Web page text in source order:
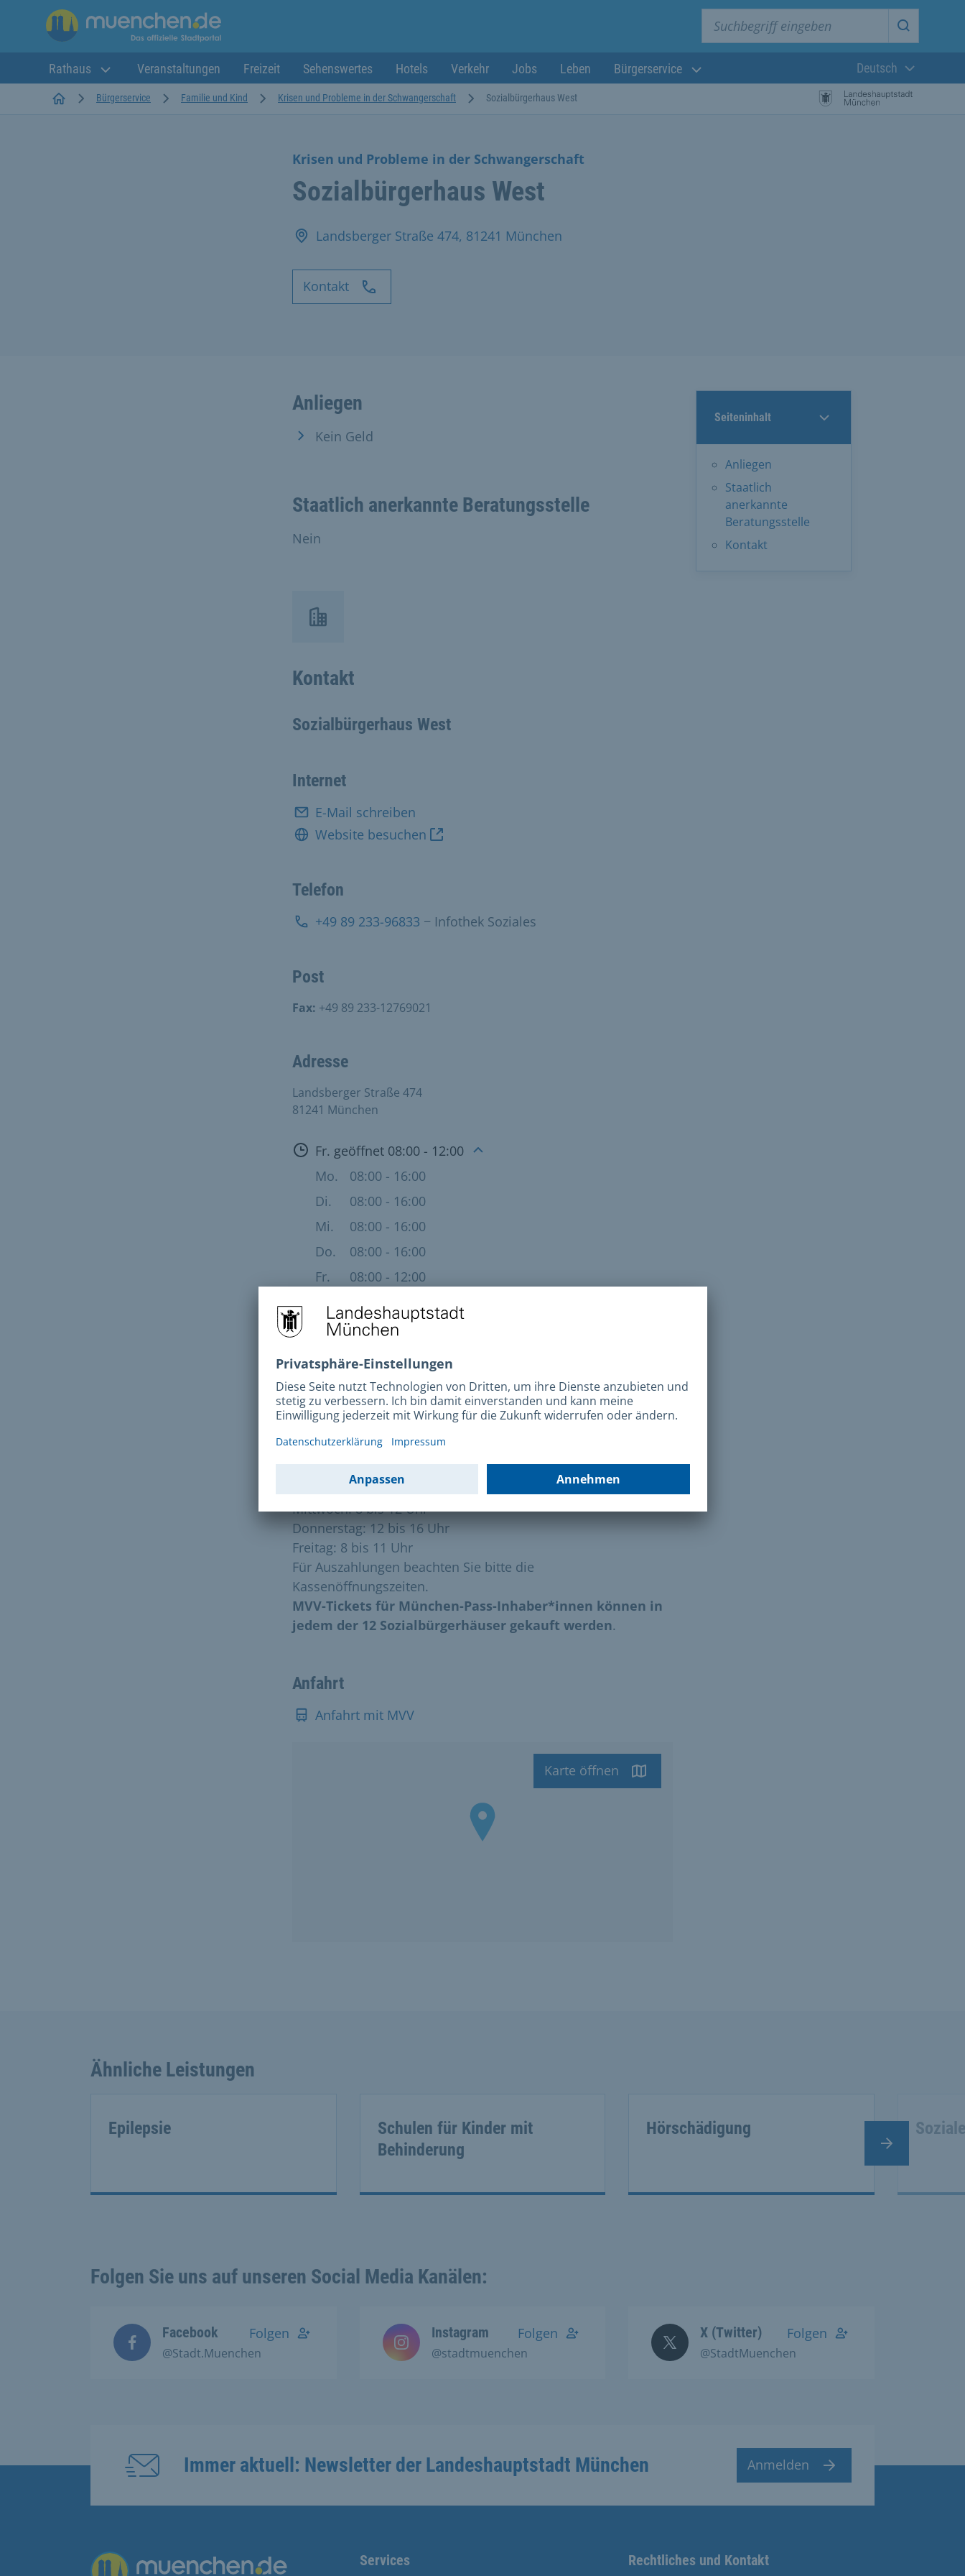
Suche
Rathaus Veranstaltungen Freizeit Sehenswertes Hotels Verkehr Jobs Leben Bürgerservice
Aktuelle
Deutsch
StartseiteBürgerservice Familie und Kind Krisen und Probleme in der Schwangerschaft Sozialbürgerhaus West
Krisen und Probleme in der Schwangerschaft
Sozialbürgerhaus West
Landsberger Straße 474, 81241 München
Kontakt
Seiteninhalt
Anliegen
Staatlich
anerkannte
Beratungsstelle
Kontakt
Anliegen
Kein Geld
Staatlich anerkannte Beratungsstelle
Nein
Kontakt
Sozialbürgerhaus West
Internet
E-Mail schreiben
Website besuchen
Telefon
+49 89 233-96833 − Infothek Soziales
Post
Fax: +49 89 233-12769021
Adresse
Landsberger Straße 474
81241 München
ÖffnungszeitenFr. geöffnet 08:00 - 12:00
Mo.
08:00 - 16:00
Di.
08:00 - 16:00
Mi.
08:00 - 16:00
Do.
08:00 - 16:00
Fr.
08:00 - 12:00
So.
geschlossen
Eine Terminvergabe ist auch außerhalb der
Öffnungszeiten möglich.Bitte vereinbaren Sie telefonisch
einen Termin. Falls Sie bereits eine Sachbearbeitung haben, ist
Kassenzeiten SBH:
Montag: 8 bis 12 Uhr
Dienstag: geschlossen
Mittwoch: 8 bis 12 Uhr
Donnerstag: 12 bis 16 Uhr
Freitag: 8 bis 11 Uhr
Für Auszahlungen beachten Sie bitte die
Kassenöffnungszeiten.
MVV-Tickets für München-Pass-Inhaber*innen können in
jedem der 12 Sozialbürgerhäuser gekauft werden.
Anfahrt
Anfahrt mit MVV
Karte öffnen
Ähnliche Leistungen
Epilepsie
Schulen für Kinder mit
Behinderung
Hörschädigung
Nächster Slide
Folgen Sie uns auf unseren Social Media Kanälen:
Facebook
@Stadt.Muenchen
Folgen Instagram
@stadtmuenchen
Folgen X (Twitter)
@StadtMuenchen
Folgen
Immer aktuell: Newsletter der Landeshauptstadt München Anmelden
Übergreifende Links Services Rechtliches und Kontakt